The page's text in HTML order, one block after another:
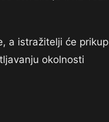
a istražitelji će
okolnosti